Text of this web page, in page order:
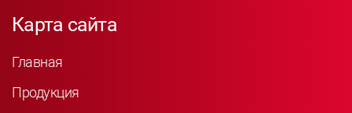
Карта сайта
Главная
Продукция